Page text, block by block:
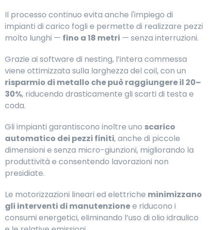
Il processo continuo evita anche l'impiego di
impianti di carico fogli e permette di realizzare pezzi
molto lunghi — fino a 18 metri — senza interruzioni.
Grazie ai software di nesting, l’intera commessa
viene ottimizzata sulla larghezza del coil, con un
risparmio di metallo che può raggiungere il 20–
30%, riducendo drasticamente gli scarti di testa e
coda.
Gli impianti garantiscono inoltre uno scarico
automatico dei pezzi finiti, anche di piccole
dimensioni e senza micro-giunzioni, migliorando la
produttività e consentendo lavorazioni non
presidiate.
Le motorizzazioni lineari ed elettriche minimizzano
gli interventi di manutenzionee riducono i
consumi energetici, eliminando l’uso di olio idraulico